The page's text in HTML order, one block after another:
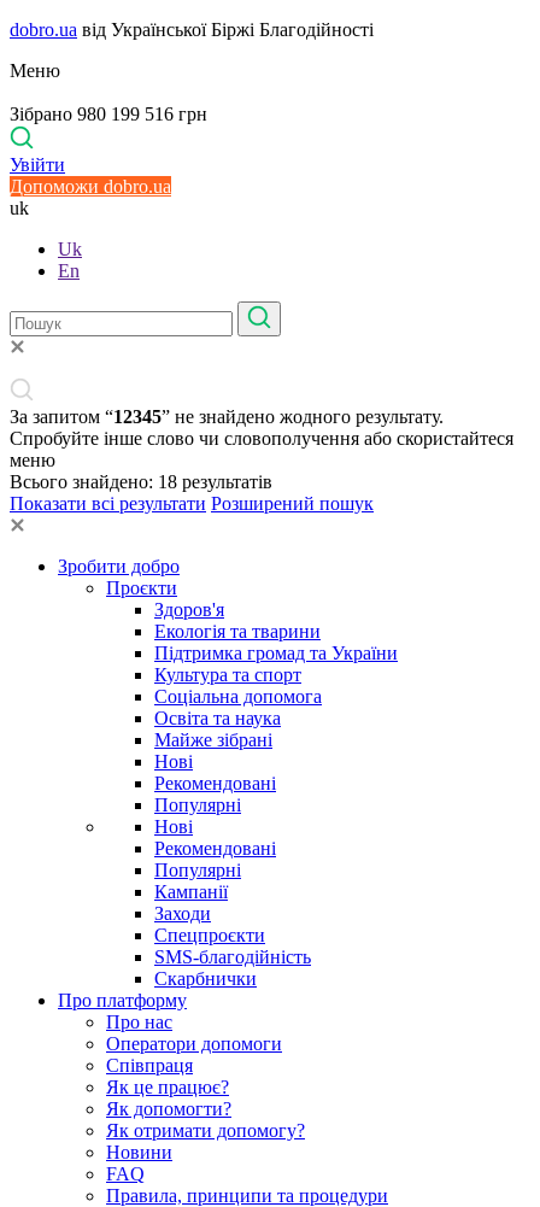
dobro.ua від Української Біржі Благодійності
Меню
Зібрано 980 199 516 грн
Увійти
Допоможи dobro.ua
uk
Uk
En
За запитом “12345” не знайдено жодного результату.
Спробуйте інше слово чи словополучення або скористайтеся
меню
Всього знайдено: 18 результатів
Показати всі результати Розширений пошук
Зробити добро
Проєкти
Здоров'я
Екологія та тварини
Підтримка громад та України
Культура та спорт
Соціальна допомога
Освіта та наука
Майже зібрані
Нові
Рекомендовані
Популярні
Нові
Рекомендовані
Популярні
Кампанії
Заходи
Спецпроєкти
SMS-благодійність
Скарбнички
Про платформу
Про нас
Оператори допомоги
Співпраця
Як це працює?
Як допомогти?
Як отримати допомогу?
Новини
FAQ
Правила, принципи та процедури